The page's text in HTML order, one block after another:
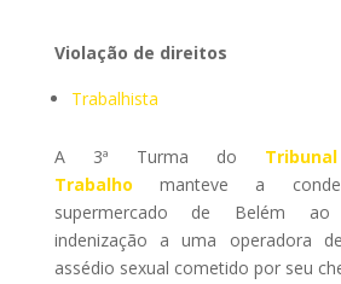
Violação de direitos
Trabalhista
A 3ª Turma do
Trabalho manteve a
supermercado de Belém
indenização a uma operadora
assédio sexual cometido por seu